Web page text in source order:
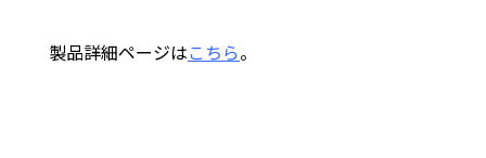
製品詳細ページはこちら。